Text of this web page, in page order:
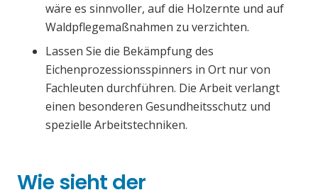
wäre es sinnvoller, auf die Holzernte und auf
Waldpflegemaßnahmen zu verzichten.
Lassen Sie die Bekämpfung des
Eichenprozessionsspinners in Ort nur von
Fachleuten durchführen. Die Arbeit verlangt
einen besonderen Gesundheitsschutz und
spezielle Arbeitstechniken.
Wie sieht der